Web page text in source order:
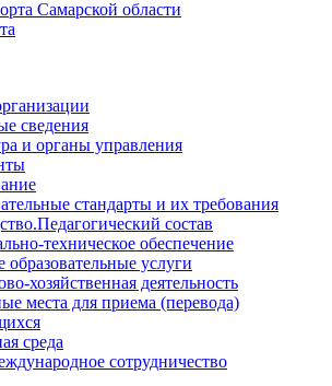
сведения
и органы управления
стандарты и их требования
состав
техническое обеспечение
услуги
хозяйственная деятельность
места для приема (перевода)
среда
сотрудничество